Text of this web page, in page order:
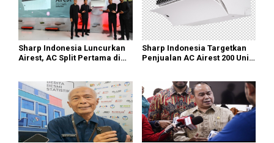
Sharp Indonesia Luncurkan
Airest, AC Split Pertama di
Sharp Indonesia Targetkan
Penjualan AC Airest 200 Unit